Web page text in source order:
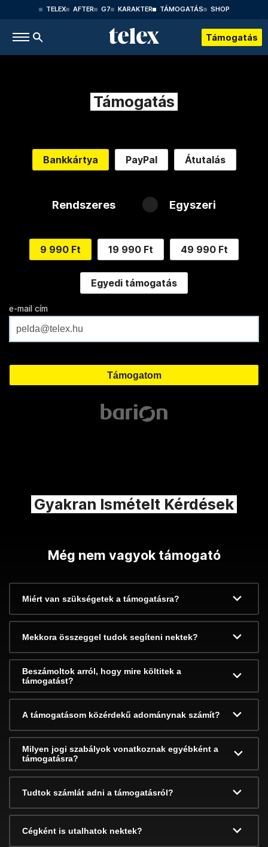
TELEX AFTER G7 KARAKTER TÁMOGATÁS SHOP
Támogatás
Támogatás
Bankkártya PayPal Átutalás
Rendszeres Egyszeri
9 990 Ft 19 990 Ft 49 990 Ft
Egyedi támogatás
e-mail cím
Gyakran Ismételt Kérdések
Még nem vagyok támogató
Miért van szükségetek a támogatásra?
Mekkora összeggel tudok segíteni nektek?
Beszámoltok arról, hogy mire költitek a
támogatást?
A támogatásom közérdekű adománynak számít?
Milyen jogi szabályok vonatkoznak egyébként a
támogatásra?
Tudtok számlát adni a támogatásról?
Cégként is utalhatok nektek?